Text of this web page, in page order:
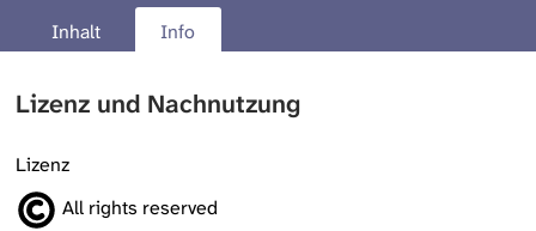
Inhalt Info
Lizenz und Nachnutzung
Lizenz
All rights reserved